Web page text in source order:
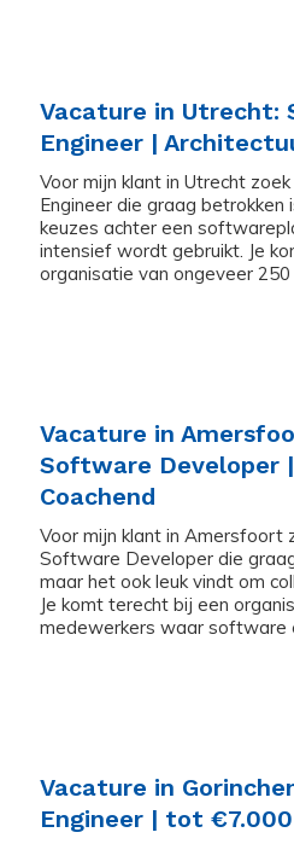
Vacature in Utrecht:
Engineer |
Voor mijn klant in Utrecht
Engineer die graag betrokken
keuzes achter een
intensief wordt gebruikt. Je
organisatie van ongeveer 250
Vacature in
Software Developer
Coachend
Voor mijn klant in Amersfoort
Software Developer die
maar het ook leuk vindt om
Je komt terecht bij een
medewerkers waar software
Vacature in
Engineer | tot